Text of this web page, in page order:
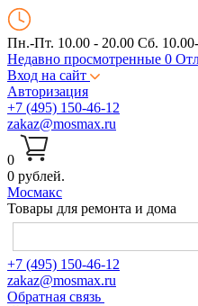
Пн.-Пт. 10.00 - 20.00 Сб.
Недавно просмотренные 0
Вход на сайт
Авторизация
+7 (495) 150-46-12
zakaz@mosmax.ru
0
0 рублей.
Мосмакс
Товары для ремонта и дома
+7 (495) 150-46-12
zakaz@mosmax.ru
Обратная связь